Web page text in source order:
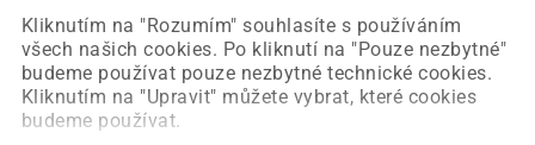
Kliknutím na "Rozumím" souhlasíte s používáním
všech našich cookies. Po kliknutí na "Pouze nezbytné"
budeme používat pouze nezbytné technické cookies.
Kliknutím na "Upravit" můžete vybrat, které cookies
budeme používat.
Obnovit stránku Úvodní strana